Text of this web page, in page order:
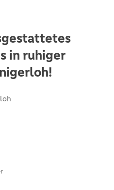
in ruhiger